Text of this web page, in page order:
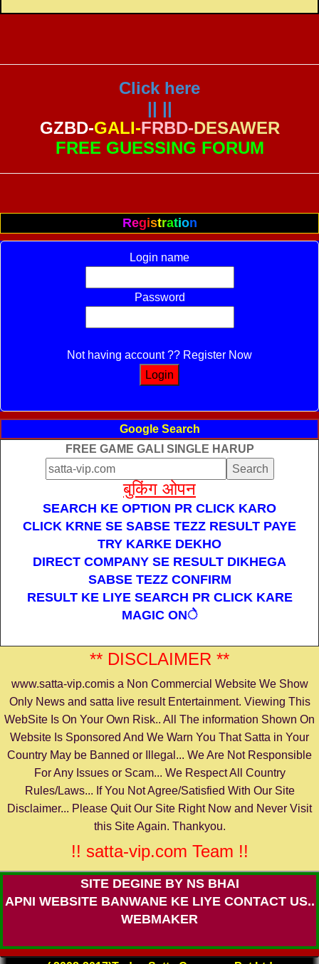
Click here
|| ||
GZBD-GALI-FRBD-DESAWER
FREE GUESSING FORUM
Registration
Login name
Password
Not having account ?? Register Now
Google Search
FREE GAME GALI SINGLE HARUP
बुकिंग ओपन
SEARCH KE OPTION PR CLICK KARO
CLICK KRNE SE SABSE TEZZ RESULT PAYE
TRY KARKE DEKHO
DIRECT COMPANY SE RESULT DIKHEGA
SABSE TEZZ CONFIRM
RESULT KE LIYE SEARCH PR CLICK KARE
MAGIC ONे
** DISCLAIMER **
www.satta-vip.comis a Non Commercial Website We Show
Only News and satta live result Entertainment. Viewing This
WebSite Is On Your Own Risk.. All The information Shown On
Website Is Sponsored And We Warn You That Satta in Your
Country May be Banned or Illegal... We Are Not Responsible
For Any Issues or Scam... We Respect All Country
Rules/Laws... If You Not Agree/Satisfied With Our Site
Disclaimer... Please Quit Our Site Right Now and Never Visit
this Site Again. Thankyou.
!! satta-vip.com Team !!
SITE DEGINE BY NS BHAI
APNI WEBSITE BANWANE KE LIYE CONTACT US..
WEBMAKER